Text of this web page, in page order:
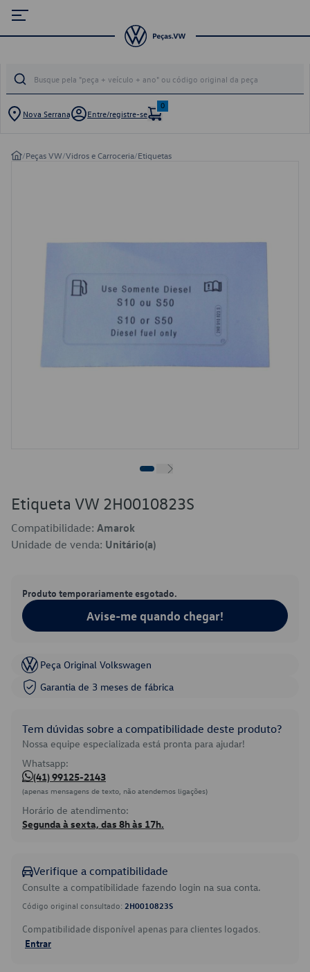
Nova Serrana Entre/registre-se
0
/Peças VW/Vidros e Carroceria/Etiquetas
Etiqueta VW 2H0010823S
Compatibilidade: Amarok
Unidade de venda: Unitário(a)
Produto temporariamente esgotado.
Avise-me quando chegar!
Peça Original Volkswagen
Garantia de 3 meses de fábrica
Tem dúvidas sobre a compatibilidade deste produto?
Nossa equipe especializada está pronta para ajudar!
Whatsapp:
(41) 99125-2143
(apenas mensagens de texto, não atendemos ligações)
Horário de atendimento:
Segunda à sexta, das 8h às 17h.
Verifique a compatibilidade
Consulte a compatibilidade fazendo login na sua conta.
Código original consultado: 2H0010823S
Compatibilidade disponível apenas para clientes logados.
Entrar